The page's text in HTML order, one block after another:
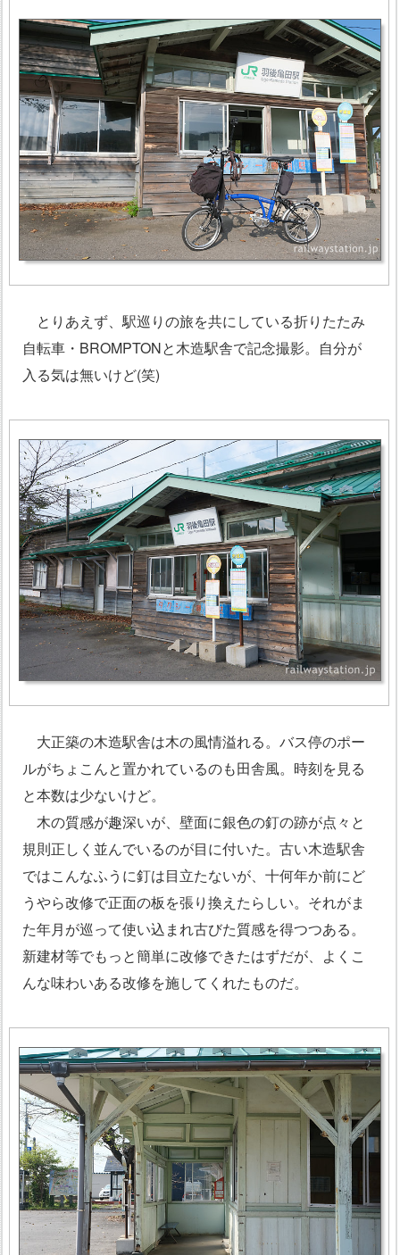
とりあえず、駅巡りの旅を共にしている折りたたみ
自転車・BROMPTONと木造駅舎で記念撮影。自分が
入る気は無いけど(笑)
大正築の木造駅舎は木の風情溢れる。バス停のポー
ルがちょこんと置かれているのも田舎風。時刻を見る
と本数は少ないけど。
木の質感が趣深いが、壁面に銀色の釘の跡が点々と
規則正しく並んでいるのが目に付いた。古い木造駅舎
ではこんなふうに釘は目立たないが、十何年か前にど
うやら改修で正面の板を張り換えたらしい。それがま
た年月が巡って使い込まれ古びた質感を得つつある。
新建材等でもっと簡単に改修できたはずだが、よくこ
んな味わいある改修を施してくれたものだ。